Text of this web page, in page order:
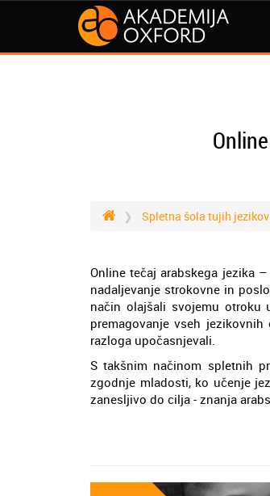
Spletna šola tujih jezikov
Online tečaj arabskega jezika
nadaljevanje strokovne in
način olajšali svojemu otroku
premagovanje vseh
razloga upočasnjevali.
S takšnim načinom spletnih
zgodnje mladosti, ko učenje
zanesljivo do cilja - znanja